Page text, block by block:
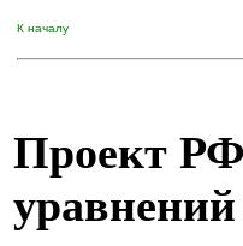
К началу
Проект